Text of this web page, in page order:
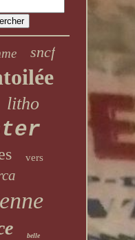
sncf
litho
vers
belle